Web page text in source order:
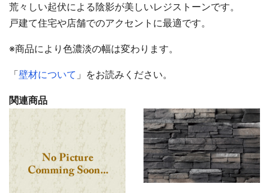
荒々しい起伏による陰影が美しいレジストーンです。
戸建て住宅や店舗でのアクセントに最適です。
※商品により色濃淡の幅は変わります。
「壁材について 」をお読みください。
関連商品